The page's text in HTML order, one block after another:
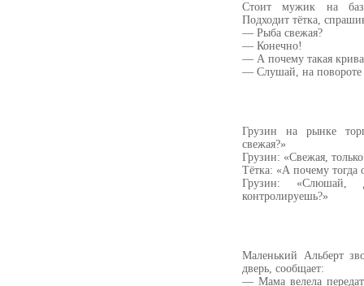
Стоит мужик на
Подходит тётка,
— Рыба свежая?
— Конечно!
— А почему такая
— Слушай, на
Грузин на рынке
свежая?»
Грузин: «Свежая,
Тётка: «А почему тогда
Грузин: «Слюшай,
контролируешь?»
Маленький Альберт
дверь, сообщает:
— Мама велела